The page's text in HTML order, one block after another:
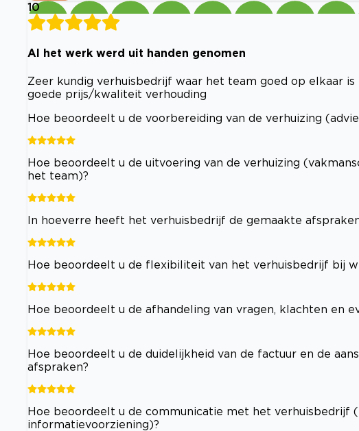
10
Al het werk werd uit handen genomen
Zeer kundig verhuisbedrijf waar het team goed op elkaar
goede prijs/kwaliteit verhouding
Hoe beoordeelt u de voorbereiding van de verhuizing
Hoe beoordeelt u de uitvoering van de verhuizing
het team)?
In hoeverre heeft het verhuisbedrijf de gemaakte
Hoe beoordeelt u de flexibiliteit van het verhuisbedrijf bij
Hoe beoordeelt u de afhandeling van vragen, klachten en
Hoe beoordeelt u de duidelijkheid van de factuur en de
afspraken?
Hoe beoordeelt u de communicatie met het verhuisbedrijf
informatievoorziening)?